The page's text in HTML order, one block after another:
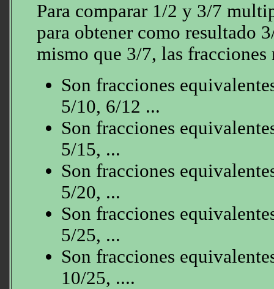
Para comparar 1/2 y 3/7
para obtener como resultado
mismo que 3/7, las fracciones
Son fracciones
5/10, 6/12 ...
Son fracciones
5/15, ...
Son fracciones
5/20, ...
Son fracciones
5/25, ...
Son fracciones
10/25, ....